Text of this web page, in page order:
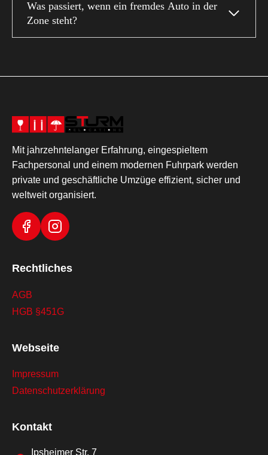
Was passiert, wenn ein fremdes Auto in der
Zone steht?
Mit jahrzehntelanger Erfahrung, eingespieltem
Fachpersonal und einem modernen Fuhrpark werden
private und geschäftliche Umzüge effizient, sicher und
weltweit organisiert.
Rechtliches
AGB
HGB §451G
Webseite
Impressum
Datenschutzerklärung
Kontakt
Ipsheimer Str. 7